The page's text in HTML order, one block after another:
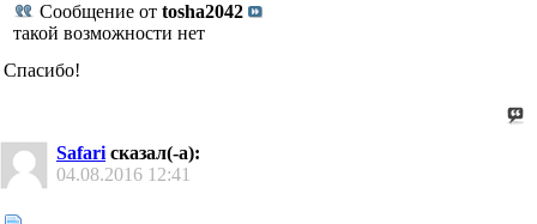
Сообщение от tosha2042
такой возможности нет
Спасибо!
Safari сказал(-а):
04.08.2016 12:41